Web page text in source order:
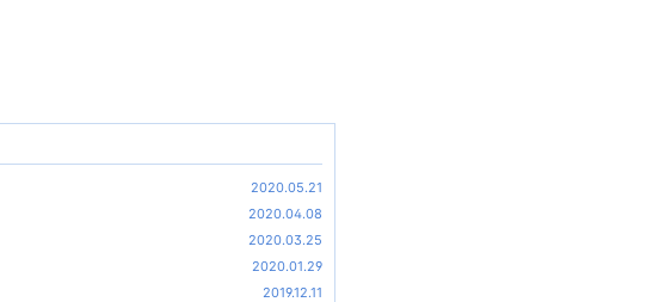
2020.05.21
2020.04.08
2020.03.25
2020.01.29
2019.12.11